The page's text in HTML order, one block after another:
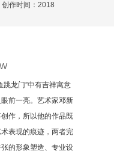
创作时间：2018
跳龙门”中有吉祥寓意
前一亮。艺术家邓新
作，所以他的作品既
表现的痕迹，两者完
的形象塑造、专业设